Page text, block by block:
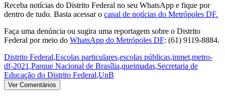
Receba notícias do Distrito Federal no seu WhatsApp e fique por
dentro de tudo. Basta acessar o canal de notícias do Metrópoles DF.
Faça uma denúncia ou sugira uma reportagem sobre o Distrito
Federal por meio do WhatsApp do Metrópoles DF: (61) 9119-8884.
Distrito Federal,Escolas particulares,escolas públicas,inmet,metro-
df-2021 ,Parque Nacional de Brasília,queimadas,Secretaria de
Educação do Distrito Federal,UnB
Ver Comentários